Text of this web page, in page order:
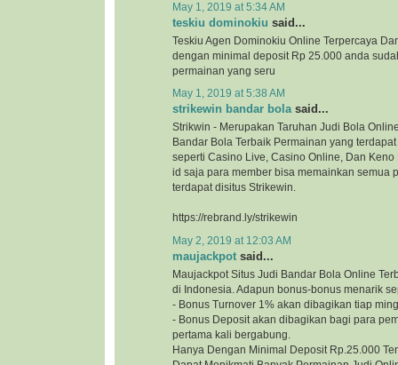
May 1, 2019 at 5:34 AM
teskiu dominokiu said...
Teskiu Agen Dominokiu Online Terpercaya
dengan minimal deposit Rp 25.000 anda
permainan yang seru
May 1, 2019 at 5:38 AM
strikewin bandar bolasaid...
Strikwin - Merupakan Taruhan Judi Bola
Bandar Bola Terbaik Permainan yang
seperti Casino Live, Casino Online, Dan
id saja para member bisa memainkan semua
terdapat disitus Strikewin.
https://rebrand.ly/strikewin
May 2, 2019 at 12:03 AM
maujackpot said...
Maujackpot Situs Judi Bandar Bola Online
di Indonesia. Adapun bonus-bonus menarik
- Bonus Turnover 1% akan dibagikan tiap
- Bonus Deposit akan dibagikan bagi para
pertama kali bergabung.
Hanya Dengan Minimal Deposit Rp.25.000